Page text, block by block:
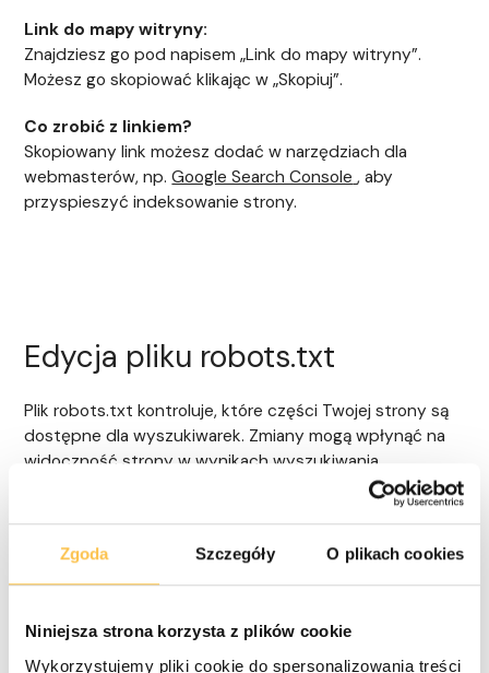
Zgoda Szczegóły O plikach cookies
Niniejsza strona korzysta z plików cookie
Wykorzystujemy pliki cookie do spersonalizowania treści
Link do mapy witryny:
Znajdziesz go pod napisem „Link do mapy witryny”.
Możesz go skopiować klikając w „Skopiuj”.
Co zrobić z linkiem?
Skopiowany link możesz dodać w narzędziach dla
webmasterów, np.Google Search Console , aby
przyspieszyć indeksowanie strony.
Edycja pliku robots.txt
Plik robots.txt kontroluje, które części Twojej strony są
dostępne dla wyszukiwarek. Zmiany mogą wpłynąć na
widoczność strony w wynikach wyszukiwania.
Domyślna:
Własna:
Możesz samodzielnie edytować zawartość pliku